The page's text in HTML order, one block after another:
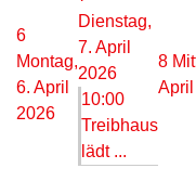
6
Montag,
6. April
2026
Dienstag,
7. April
2026
10:00
Treibhaus
lädt ...
8